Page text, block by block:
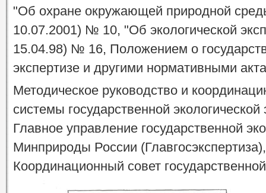
"Об охране окружающей природной
10.07.2001) № 10, "Об экологической
15.04.98) № 16, Положением о
экспертизе и другими нормативными
Методическое руководство и
системы государственной
Главное управление государственной
Минприроды России
Координационный совет